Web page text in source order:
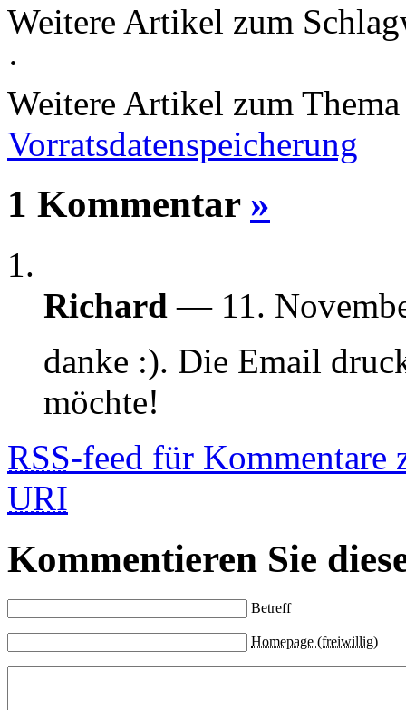
Weitere Artikel zum
·
Weitere Artikel zum
Vorratsdatenspeicherung
1 Kommentar »
Richard — 11.
danke :). Die Email
möchte!
RSS-feed für Kommentare
URI
Kommentieren Sie
Betreff
Homepage (freiwillig)